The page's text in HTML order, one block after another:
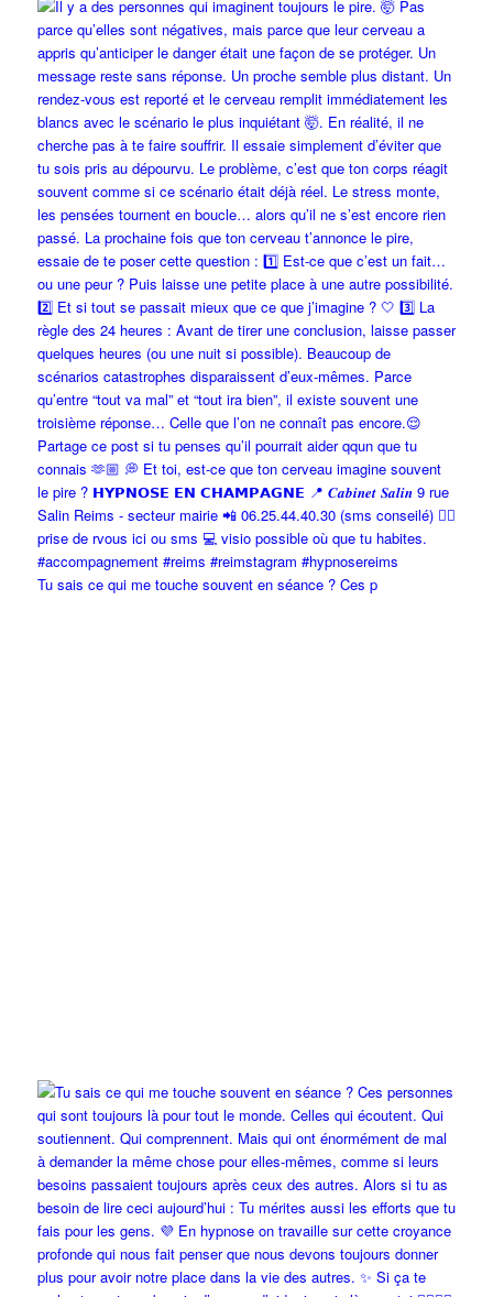
Tu sais ce qui me touche souvent en séance ? Ces p